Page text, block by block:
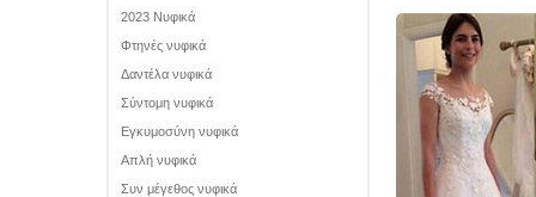
2023 Νυφικά
Φτηνές νυφικά
Δαντέλα νυφικά
Σύντομη νυφικά
Εγκυμοσύνη νυφικά
Απλή νυφικά
Συν μέγεθος νυφικά